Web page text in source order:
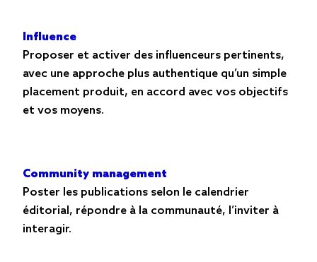
Influence
Proposer et activer des influenceurs pertinents,
avec une approche plus authentique qu’un simple
placement produit, en accord avec vos objectifs
et vos moyens.
Community management
Poster les publications selon le calendrier
éditorial, répondre à la communauté, l’inviter à
interagir.